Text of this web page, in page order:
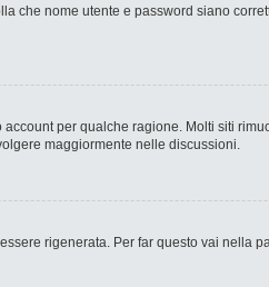
che nome utente e password siano
per qualche ragione. Molti siti
maggiormente nelle discussioni.
rigenerata. Per far questo vai nella